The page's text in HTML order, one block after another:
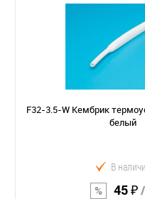
F32-3.5-W Кембрик
белый
В
45 ₽